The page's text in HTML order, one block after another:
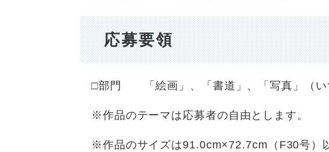
応募要領
□部門 「絵画」、「書道」、「写真」（い
※作品のテーマは応募者の自由とします。
※作品のサイズは91.0cm×72.7cm（F30号）